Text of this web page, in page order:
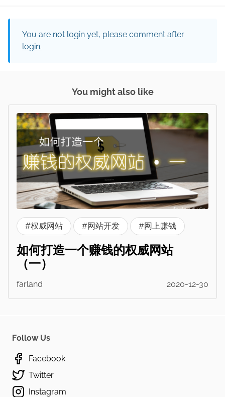
You are not login yet, please comment after
login.
You might also like
#权威网站 #网站开发 #网上赚钱
如何打造一个赚钱的权威网站
（一）
farland 2020-12-30
Follow Us
Facebook
Twitter
Instagram